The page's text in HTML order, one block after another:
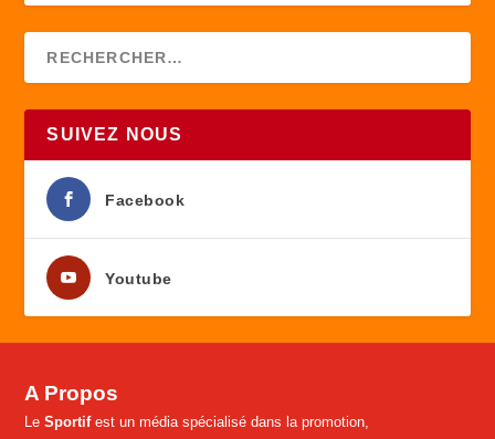
SUIVEZ NOUS
Facebook
Youtube
A Propos
LeSportifest un média spécialisé dans la promotion,